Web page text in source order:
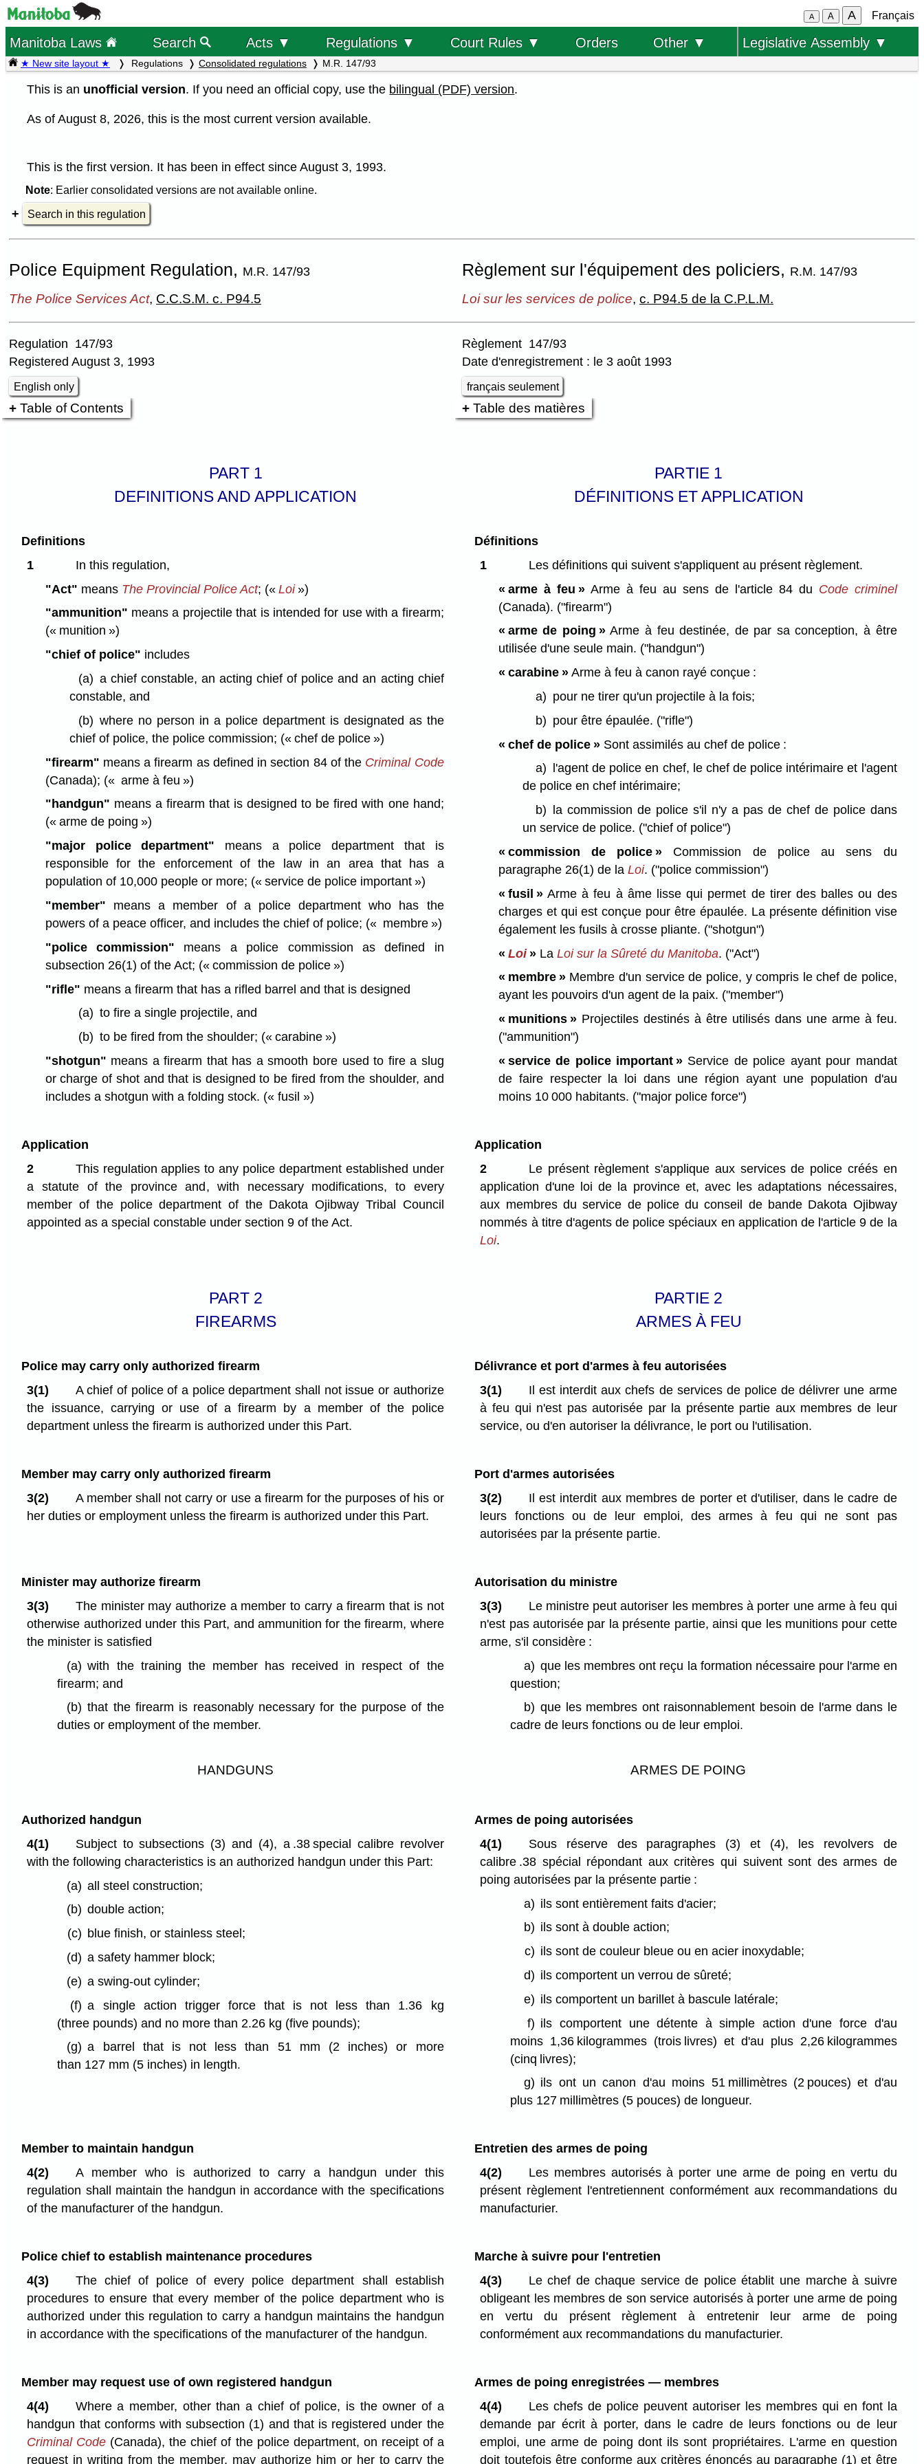
A A A Français
Manitoba Laws Search Acts ▼ Regulations ▼ Court Rules ▼ Orders Other ▼ Legislative Assembly ▼
★ New site layout ★ Regulations Consolidated regulations M.R. 147/93
This is an unofficial version. If you need an official copy, use the bilingual (PDF) version.
As of August 8, 2026, this is the most current version available.
This is the first version. It has been in effect since August 3, 1993.
Note: Earlier consolidated versions are not available online.
Search in this regulation
Police Equipment Regulation, M.R. 147/93 Règlement sur l'équipement des policiers, R.M. 147/93
The Police Services Act, C.C.S.M. c. P94.5 Loi sur les services de police, c. P94.5 de la C.P.L.M.
Regulation 147/93
Registered August 3, 1993
English only
Règlement 147/93
Date d'enregistrement : le 3 août 1993
français seulement
Table of Contents Table des matières
PART 1
DEFINITIONS AND APPLICATION
PARTIE 1
DÉFINITIONS ET APPLICATION
Definitions
1
In this regulation,
"Act" means The Provincial Police Act; (« Loi»)
"ammunition" means a projectile that is intended for use with a firearm;
(« munition »)
"chief of police" includes
(a) a chief constable, an acting chief of police and an acting chief
constable, and
(b) where no person in a police department is designated as the
chief of police, the police commission; (« chef de police »)
"firearm" means a firearm as defined in section 84 of the Criminal Code
(Canada); (« arme à feu »)
"handgun" means a firearm that is designed to be fired with one hand;
(« arme de poing »)
"major police department" means a police department that is
responsible for the enforcement of the law in an area that has a
population of 10,000 people or more; (« service de police important »)
"member" means a member of a police department who has the
powers of a peace officer, and includes the chief of police; (« membre »)
"police commission" means a police commission as defined in
subsection 26(1) of the Act; (« commission de police »)
"rifle" means a firearm that has a rifled barrel and that is designed
(a) to fire a single projectile, and
(b) to be fired from the shoulder; (« carabine »)
"shotgun" means a firearm that has a smooth bore used to fire a slug
or charge of shot and that is designed to be fired from the shoulder, and
includes a shotgun with a folding stock. (« fusil »)
Définitions
1
Les définitions qui suivent s'appliquent au présent règlement.
« arme à feu »Arme à feu au sens de l'article 84 du Code criminel
(Canada). ("firearm")
« arme de poing »Arme à feu destinée, de par sa conception, à être
utilisée d'une seule main. ("handgun")
« carabine »Arme à feu à canon rayé conçue :
a) pour ne tirer qu'un projectile à la fois;
b) pour être épaulée. ("rifle")
« chef de police »Sont assimilés au chef de police :
a)
l'agent de police en chef, le chef de police intérimaire et l'agent
de police en chef intérimaire;
b)
la commission de police s'il n'y a pas de chef de police dans
un service de police. ("chief of police")
« commission de police » Commission de police au sens du
paragraphe 26(1) de la Loi. ("police commission")
« fusil »Arme à feu à âme lisse qui permet de tirer des balles ou des
charges et qui est conçue pour être épaulée. La présente définition vise
également les fusils à crosse pliante. ("shotgun")
« Loi»La Loisur la Sûreté du Manitoba. ("Act")
« membre »Membre d'un service de police, y compris le chef de police,
ayant les pouvoirs d'un agent de la paix. ("member")
« munitions »Projectiles destinés à être utilisés dans une arme à feu.
("ammunition")
« service de police important » Service de police ayant pour mandat
de faire respecter la loi dans une région ayant une population d'au
moins 10 000 habitants. ("major police force")
Application
2
This regulation applies to any police department established under
a statute of the province and, with necessary modifications, to every
member of the police department of the Dakota Ojibway Tribal Council
appointed as a special constable under section 9 of the Act.
Application
2
Le présent règlement s'applique aux services de police créés en
application d'une loi de la province et, avec les adaptations nécessaires,
aux membres du service de police du conseil de bande Dakota Ojibway
nommés à titre d'agents de police spéciaux en application de l'article 9 de la
Loi.
PART 2
FIREARMS
PARTIE 2
ARMES À FEU
Police may carry only authorized firearm
3(1)
A chief of police of a police department shall not issue or authorize
the issuance, carrying or use of a firearm by a member of the police
department unless the firearm is authorized under this Part.
Délivrance et port d'armes à feu autorisées
3(1)
Il est interdit aux chefs de services de police de délivrer une arme
à feu qui n'est pas autorisée par la présente partie aux membres de leur
service, ou d'en autoriser la délivrance, le port ou l'utilisation.
Member may carry only authorized firearm
3(2)
A member shall not carry or use a firearm for the purposes of his or
her duties or employment unless the firearm is authorized under this Part.
Port d'armes autorisées
3(2)
Il est interdit aux membres de porter et d'utiliser, dans le cadre de
leurs fonctions ou de leur emploi, des armes à feu qui ne sont pas
autorisées par la présente partie.
Minister may authorize firearm
3(3)
The minister may authorize a member to carry a firearm that is not
otherwise authorized under this Part, and ammunition for the firearm, where
the minister is satisfied
(a) with the training the member has received in respect of the
firearm; and
(b) that the firearm is reasonably necessary for the purpose of the
duties or employment of the member.
Autorisation du ministre
3(3)
Le ministre peut autoriser les membres à porter une arme à feu qui
n'est pas autorisée par la présente partie, ainsi que les munitions pour cette
arme, s'il considère :
a) que les membres ont reçu la formation nécessaire pour l'arme en
question;
b) que les membres ont raisonnablement besoin de l'arme dans le
cadre de leurs fonctions ou de leur emploi.
HANDGUNS ARMES DE POING
Authorized handgun
4(1)
Subject to subsections (3) and (4), a .38 special calibre revolver
with the following characteristics is an authorized handgun under this Part:
(a) all steel construction;
(b) double action;
(c) blue finish, or stainless steel;
(d) a safety hammer block;
(e) a swing-out cylinder;
(f) a single action trigger force that is not less than 1.36 kg
(three pounds) and no more than 2.26 kg (five pounds);
(g) a barrel that is not less than 51 mm (2 inches) or more
than 127 mm (5 inches) in length.
Armes de poing autorisées
4(1)
Sous réserve des paragraphes (3) et (4), les revolvers de
calibre .38 spécial répondant aux critères qui suivent sont des armes de
poing autorisées par la présente partie :
a) ils sont entièrement faits d'acier;
b) ils sont à double action;
c) ils sont de couleur bleue ou en acier inoxydable;
d) ils comportent un verrou de sûreté;
e) ils comportent un barillet à bascule latérale;
f) ils comportent une détente à simple action d'une force d'au
moins 1,36 kilogrammes (trois livres) et d'au plus 2,26 kilogrammes
(cinq livres);
g) ils ont un canon d'au moins 51 millimètres (2 pouces) et d'au
plus 127 millimètres (5 pouces) de longueur.
Member to maintain handgun
4(2)
A member who is authorized to carry a handgun under this
regulation shall maintain the handgun in accordance with the specifications
of the manufacturer of the handgun.
Entretien des armes de poing
4(2)
Les membres autorisés à porter une arme de poing en vertu du
présent règlement l'entretiennent conformément aux recommandations du
manufacturier.
Police chief to establish maintenance procedures
4(3)
The chief of police of every police department shall establish
procedures to ensure that every member of the police department who is
authorized under this regulation to carry a handgun maintains the handgun
in accordance with the specifications of the manufacturer of the handgun.
Marche à suivre pour l'entretien
4(3)
Le chef de chaque service de police établit une marche à suivre
obligeant les membres de son service autorisés à porter une arme de poing
en vertu du présent règlement à entretenir leur arme de poing
conformément aux recommandations du manufacturier.
Member may request use of own registered handgun
4(4)
Where a member, other than a chief of police, is the owner of a
handgun that conforms with subsection (1) and that is registered under the
Criminal Code (Canada), the chief of the police department, on receipt of a
request in writing from the member, may authorize him or her to carry the
Armes de poing enregistrées — membres
4(4)
Les chefs de police peuvent autoriser les membres qui en font la
demande par écrit à porter, dans le cadre de leurs fonctions ou de leur
emploi, une arme de poing dont ils sont propriétaires. L'arme en question
doit toutefois être conforme aux critères énoncés au paragraphe (1) et être